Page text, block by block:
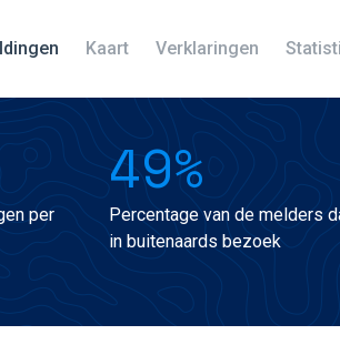
Kaart Verklaringen
per
49%
Percentage van de melders
in buitenaards bezoek